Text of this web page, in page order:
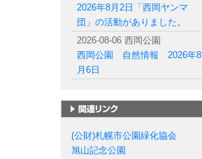
2026年8月2日「西岡ヤンマ
団」の活動がありました。
2026-08-06 西岡公園
西岡公園 自然情報 2026年8
月6日
(公財)札幌市公園緑化協会
旭山記念公園